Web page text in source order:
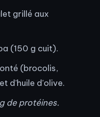
grillé aux
(150 g cuit).
(brocolis,
d'huile d'olive.
de protéines.